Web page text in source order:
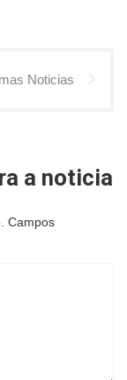
Noticias
a noticia
Campos